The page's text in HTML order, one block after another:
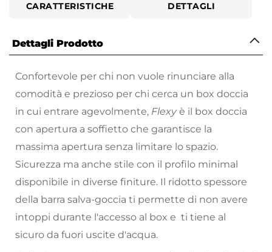
CARATTERISTICHE DETTAGLI
Dettagli Prodotto
Confortevole per chi non vuole rinunciare alla
comodità e prezioso per chi cerca un box doccia
in cui entrare agevolmente, Flexy è il box doccia
con apertura a soffietto che garantisce la
massima apertura senza limitare lo spazio.
Sicurezza ma anche stile con il profilo minimal
disponibile in diverse finiture. Il ridotto spessore
della barra salva-goccia ti permette di non avere
intoppi durante l'accesso al box e ti tiene al
sicuro da fuori uscite d'acqua.